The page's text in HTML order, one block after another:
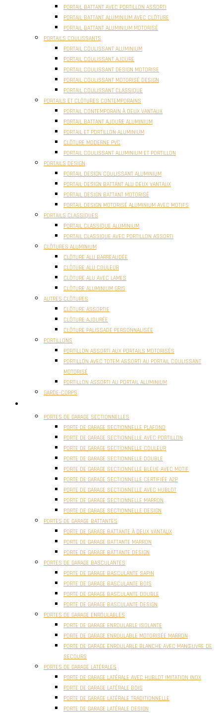
PORTAIL BATTANT AVEC PORTILLON ASSORTI
PORTAIL BATTANT ALUMINIUM AVEC CLÔTURE
PORTAIL BATTANT ALUMINIUM MOTORISÉ
PORTAILS COULISSANTS
PORTAIL COULISSANT ALUMINIUM
PORTAIL COULISSANT AJOURE
PORTAIL COULISSANT DESIGN MOTORISE
PORTAIL COULISSANT MOTORISÉ DESIGN
PORTAIL COULISSANT CLASSIQUE
PORTAILS ET CLÔTURES CONTEMPORAINS
PORTAIL CONTEMPORAIN À DEUX VANTAUX
PORTAIL BATTANT AJOURE ALUMINIUM
PORTAIL ET PORTILLON ALUMINIUM
CLÔTURE MODERNE PVC
PORTAIL COULISSANT ALUMINIUM ET PORTILLON
PORTAILS DESIGN
PORTAIL DESIGN COULISSANT ALUMINIUM
PORTAIL DESIGN BATTANT ALU DEUX VANTAUX
PORTAIL DESIGN BATTANT MOTORISÉ
PORTAIL DESIGN MOTORISÉ ALUMINIUM AVEC MOTIFS
PORTAILS CLASSIQUES
PORTAIL CLASSIQUE ALUMINIUM
PORTAIL CLASSIQUE AVEC PORTILLON ASSORTI
CLÔTURES ALUMINIUM
CLÔTURE ALU BARREAUDÉE
CLÔTURE ALU COULEUR
CLÔTURE ALU AVEC LAMES
CLÔTURE ALUMINIUM GRIS
AUTRES CLÔTURES
CLÔTURE ASSORTIE
CLÔTURE AJOURÉE
CLÔTURE PALISSADE PERSONNALISÉE
PORTILLONS
PORTILLON ASSORTI AUX PORTAILS MOTORISÉS
PORTILLON AVEC TOTEM ASSORTI AU PORTAIL COULISSANT
MOTORISÉ
PORTILLON ASSORTI AU PORTAIL ALUMINIUM
GARDE-CORPS
PORTES DE GARAGE SECTIONNELLES
PORTE DE GARAGE SECTIONNELLE PLAFOND
PORTE DE GARAGE SECTIONNELLE AVEC PORTILLON
PORTE DE GARAGE SECTIONNELLE COULEUR
PORTE DE GARAGE SECTIONNELLE DOUBLE
PORTE DE GARAGE SECTIONNELLE BLEUE AVEC MOTIF
PORTE DE GARAGE SECTIONNELLE CERTIFIÉE A2P
PORTE DE GARAGE SECTIONNELLE AVEC HUBLOT
PORTE DE GARAGE SECTIONNELLE MARRON
PORTE DE GARAGE SECTIONNELLE DESIGN
PORTES DE GARAGE BATTANTES
PORTE DE GARAGE BATTANTE À DEUX VANTAUX
PORTE DE GARAGE BATTANTE MARRON
PORTE DE GARAGE BATTANTE DESIGN
PORTES DE GARAGE BASCULANTES
PORTE DE GARAGE BASCULANTE SAPIN
PORTE DE GARAGE BASCULANTE BOIS
PORTE DE GARAGE BASCULANTE DOUBLE
PORTE DE GARAGE BASCULANTE DESIGN
PORTES DE GARAGE ENROULABLES
PORTE DE GARAGE ENROULABLE ISOLANTE
PORTE DE GARAGE ENROULABLE MOTORISÉE MARRON
PORTE DE GARAGE ENROULABLE BLANCHE AVEC MANŒUVRE DE
SECOURS
PORTES DE GARAGE LATÉRALES
PORTE DE GARAGE LATÉRALE AVEC HUBLOT IMITATION INOX
PORTE DE GARAGE LATÉRALE BOIS
PORTE DE GARAGE LATÉRALE TRADITIONNELLE
PORTE DE GARAGE LATÉRALE DESIGN